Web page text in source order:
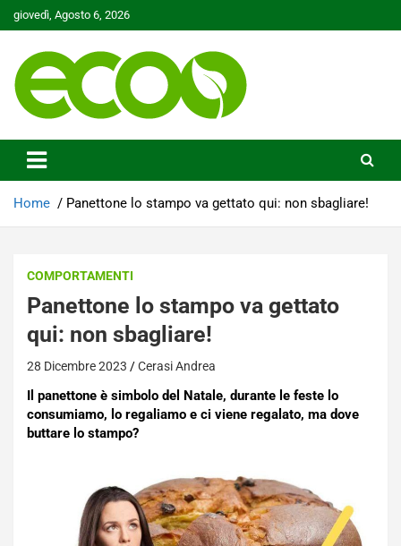
Skip
to
giovedì, Agosto 6, 2026
Ecoo.it
Home Panettone lo stampo va gettato qui: non sbagliare!
COMPORTAMENTI
Panettone lo stampo va gettato
qui: non sbagliare!
28 Dicembre 2023 Cerasi Andrea
Il panettone è simbolo del Natale, durante le feste lo
consumiamo, lo regaliamo e ci viene regalato, ma dove
buttare lo stampo?